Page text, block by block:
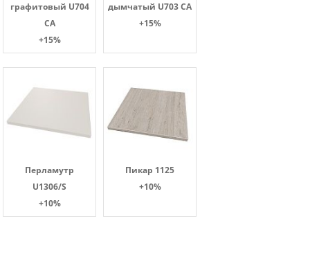
графитовый U704
CA
+15%
дымчатый U703 CA
+15%
Перламутр
U1306/S
+10%
Пикар 1125
+10%